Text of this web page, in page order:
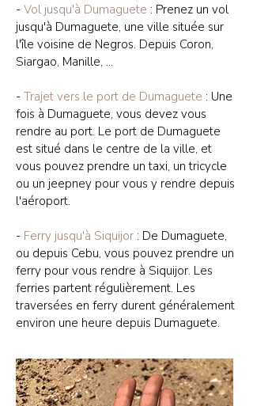
- Vol jusqu'à Dumaguete : Prenez un vol
jusqu'à Dumaguete, une ville située sur
l'île voisine de Negros. Depuis Coron,
Siargao, Manille, ...
- Trajet vers le port de Dumaguete : Une
fois à Dumaguete, vous devez vous
rendre au port. Le port de Dumaguete
est situé dans le centre de la ville, et
vous pouvez prendre un taxi, un tricycle
ou un jeepney pour vous y rendre depuis
l'aéroport.
- Ferry jusqu'à Siquijor : De Dumaguete,
ou depuis Cebu, vous pouvez prendre un
ferry pour vous rendre à Siquijor. Les
ferries partent régulièrement. Les
traversées en ferry durent généralement
environ une heure depuis Dumaguete.